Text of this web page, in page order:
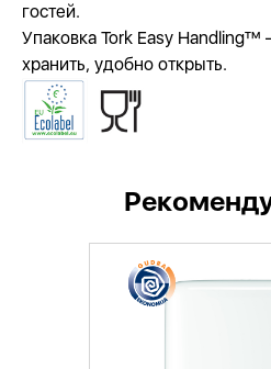
гостей.
Упаковка Tork Easy Handling™
хранить, удобно открыть.